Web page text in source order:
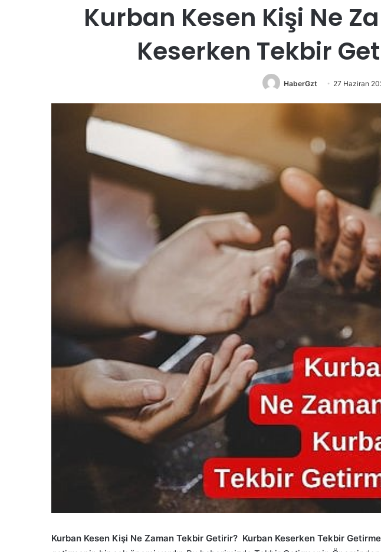
Kurban Kesen Kişi Ne
Keserken Tekbir
HaberGzt 27 Haziran
Kurban Kesen Kişi Ne Zaman Tekbir Getirir? Kurban Keserken Tekbir